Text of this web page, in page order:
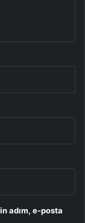
adım, e-posta